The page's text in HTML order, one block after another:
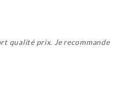
qualité prix. Je recommande